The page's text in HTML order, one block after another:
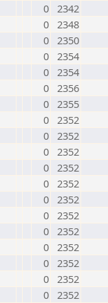
0 2342
0 2348
0 2350
0 2354
0 2354
0 2356
0 2355
0 2352
0 2352
0 2352
0 2352
0 2352
0 2352
0 2352
0 2352
0 2352
0 2352
0 2352
0 2352